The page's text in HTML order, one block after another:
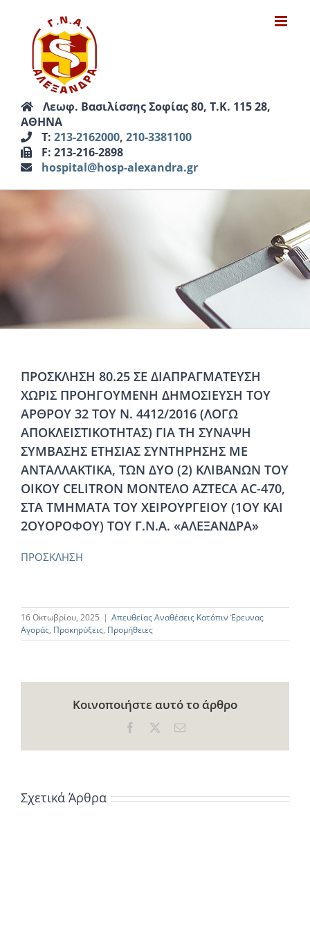
περιεχόμενο
Λεωφ. Βασιλίσσης Σοφίας 80, Τ.Κ. 115 28,
ΑΘΗΝΑ
Τ: 213-2162000, 210-3381100
F: 213-216-2898
hospital@hosp-alexandra.gr
ΠΡΟΣΚΛΗΣΗ 80.25 ΣΕ ΔΙΑΠΡΑΓΜΑΤΕΥΣΗ
ΧΩΡΙΣ ΠΡΟΗΓΟΥΜΕΝΗ ΔΗΜΟΣΙΕΥΣΗ ΤΟΥ
ΑΡΘΡΟΥ 32 ΤΟΥ Ν. 4412/2016 (ΛΟΓΩ
ΑΠΟΚΛΕΙΣΤΙΚΟΤΗΤΑΣ) ΓΙΑ ΤΗ ΣΥΝΑΨΗ
ΣΥΜΒΑΣΗΣ ΕΤΗΣΙΑΣ ΣΥΝΤΗΡΗΣΗΣ ΜΕ
ΑΝΤΑΛΛΑΚΤΙΚΑ, ΤΩΝ ΔΥΟ (2) ΚΛΙΒΑΝΩΝ ΤΟΥ
ΟΙΚΟΥ CELITRON ΜΟΝΤΕΛΟ AZTECA AC-470,
ΣΤΑ ΤΜΗΜΑΤΑ ΤΟΥ ΧΕΙΡΟΥΡΓΕΙΟΥ (1ΟΥ ΚΑΙ
2ΟΥΟΡΟΦΟΥ) ΤΟΥ Γ.Ν.Α. «ΑΛΕΞΑΝΔΡΑ»
ΠΡΟΣΚΛΗΣΗ
16 Οκτωβρίου, 2025 | Απευθείας Αναθέσεις Κατόπιν Έρευνας
Αγοράς, Προκηρύξεις, Προμήθειες
Κοινοποιήστε αυτό το άρθρο
Facebook Email
Σχετικά Άρθρα